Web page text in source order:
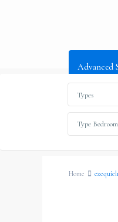
Advanced
Types
Home